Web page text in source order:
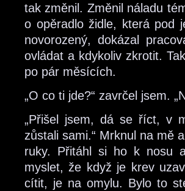
tak změnil. Změnil náladu
o opěradlo židle, která pod
novorozený, dokázal
ovládat a kdykoliv zkrotit.
po pár měsících.
„O co ti jde?“ zavrčel jsem.
„Přišel jsem, dá se říct, v
zůstali sami.“ Mrknul na mě
ruky. Přitáhl si ho k nosu
myslet, že když je krev
cítit, je na omylu. Bylo to